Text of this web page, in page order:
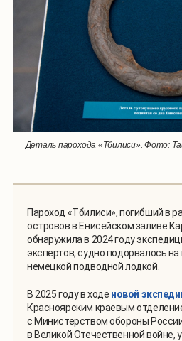
Деталь парохода «Тбилиси». Фото:
Пароход «Тбилиси», погибший в
островов в Енисейском заливе
обнаружила в 2024 году
экспертов, судно подорвалось
немецкой подводной лодкой.
В 2025 году в ходе новой
Красноярским краевым
с Министерством обороны
в Великой Отечественной войне,